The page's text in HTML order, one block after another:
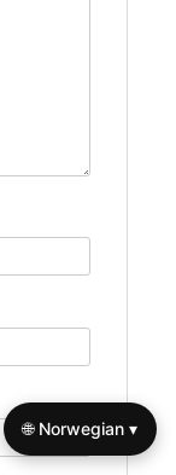
🌐 Norwegian ▾